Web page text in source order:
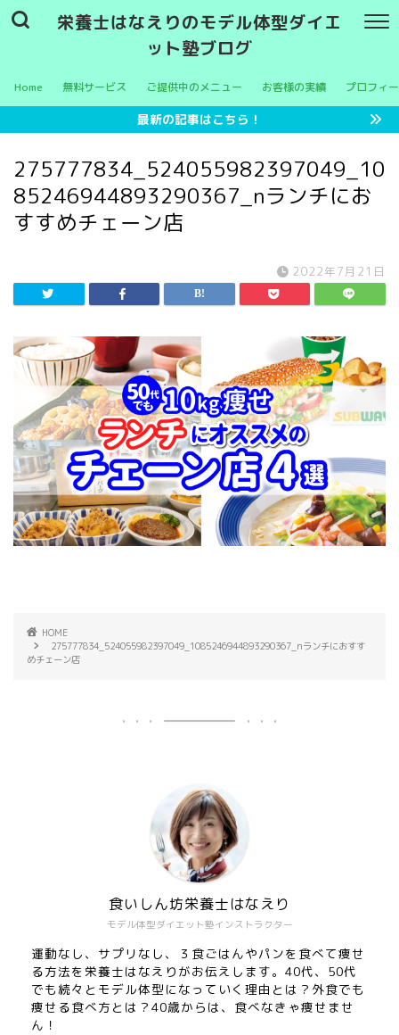
栄養士はなえりのモデル体型ダイエ
ット塾ブログ
Home 無料サービス ご提供中のメニュー お客様の実績 プロフィ
最新の記事はこちら！
275777834_524055982397049_10
85246944893290367_nランチにお
すすめチェーン店
2022年7月21日
HOME
275777834_524055982397049_1085246944893290367_nランチにおすす
めチェーン店
モデル体型ダイエット塾インストラクター
食いしん坊栄養士はなえり
運動なし、サプリなし、３食ごはんやパンを食べて痩せ
る方法を栄養士はなえりがお伝えします。40代、50代
でも続々とモデル体型になっていく理由とは？外食でも
痩せる食べ方とは？40歳からは、食べなきゃ痩せませ
ん！